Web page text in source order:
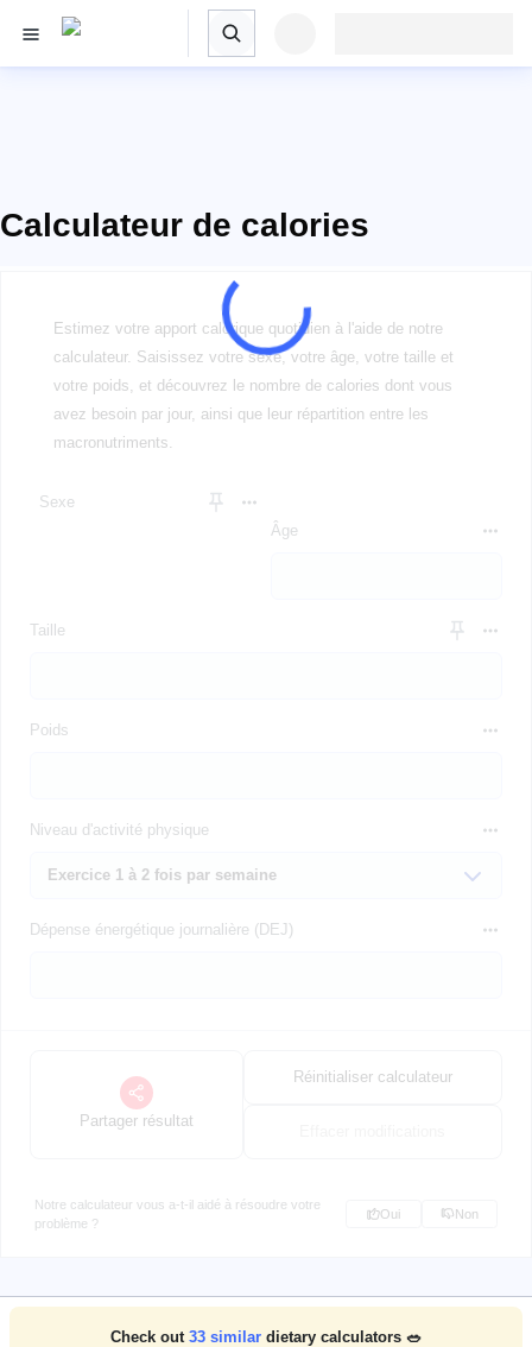
Calculateur de calories
Estimez votre apport calorique quotidien à l'aide de notre
calculateur. Saisissez votre sexe, votre âge, votre taille et
votre poids, et découvrez le nombre de calories dont vous
avez besoin par jour, ainsi que leur répartition entre les
macronutriments.
Sexe
Âge
Taille
Poids
Niveau d'activité physique
Dépense énergétique journalière (DEJ)
Partager résultat
Réinitialiser calculateur
Notre calculateur vous a-t-il aidé à résoudre votre
problème ?
Oui Non
Check out 33 similar dietary calculators 🥗